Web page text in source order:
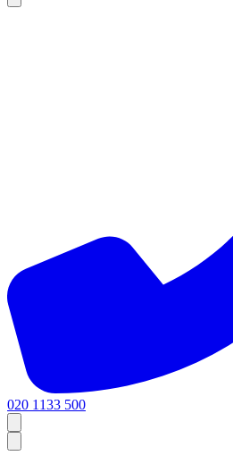
020 1133 500